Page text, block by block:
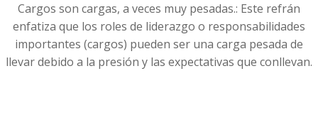
Cargos son cargas, a veces muy pesadas.: Este refrán
enfatiza que los roles de liderazgo o responsabilidades
importantes (cargos) pueden ser una carga pesada de
llevar debido a la presión y las expectativas que conllevan.